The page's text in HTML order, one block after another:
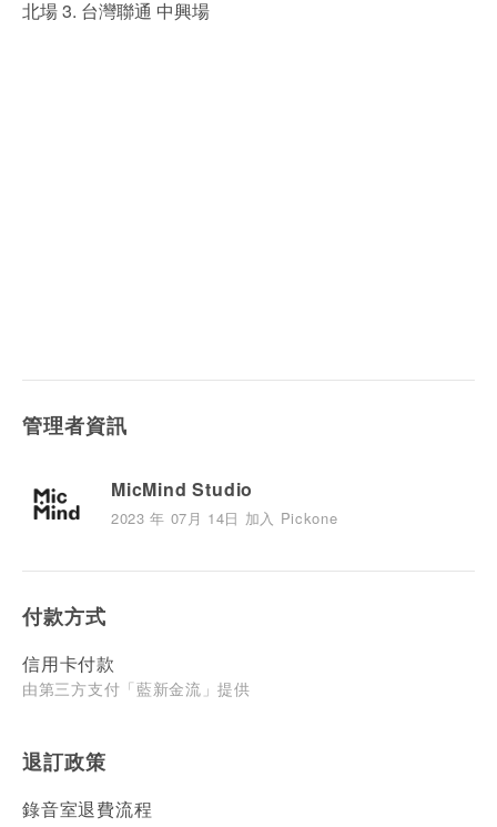
北場 3. 台灣聯通 中興場
管理者資訊
MicMind Studio
2023 年 07月 14日 加入 Pickone
付款方式
信用卡付款
由第三方支付「藍新金流」提供
退訂政策
錄音室退費流程